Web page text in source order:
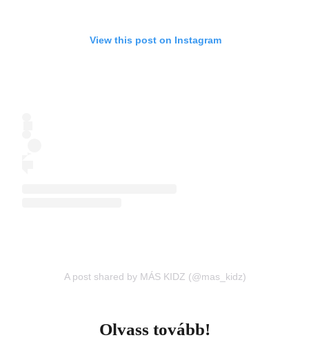
View this post on Instagram
A post shared by MÁS KIDZ (@mas_kidz)
Olvass tovább!